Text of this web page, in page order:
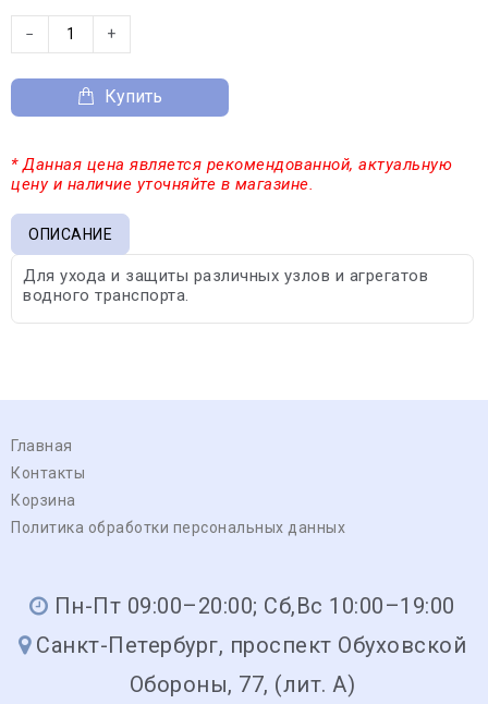
− +
Купить
* Данная цена является рекомендованной, актуальную
цену и наличие уточняйте в магазине.
ОПИСАНИЕ
Для ухода и защиты различных узлов и агрегатов
водного транспорта.
Главная
Контакты
Корзина
Политика обработки персональных данных
Пн-Пт 09:00–20:00; Сб,Вс 10:00–19:00
Санкт-Петербург, проспект Обуховской
Обороны, 77, (лит. А)